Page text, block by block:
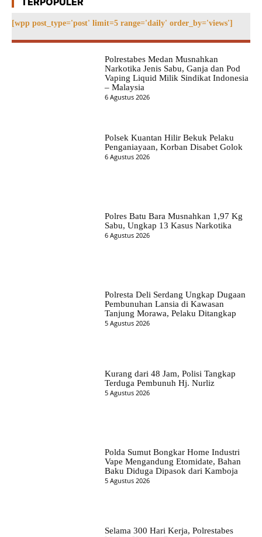
[wpp post_type='post' limit=5 range='daily' order_by='views']
Polrestabes Medan Musnahkan
Narkotika Jenis Sabu, Ganja dan Pod
Vaping Liquid Milik Sindikat Indonesia
– Malaysia
6 Agustus 2026
Polsek Kuantan Hilir Bekuk Pelaku
Penganiayaan, Korban Disabet Golok
6 Agustus 2026
Polres Batu Bara Musnahkan 1,97 Kg
Sabu, Ungkap 13 Kasus Narkotika
6 Agustus 2026
Polresta Deli Serdang Ungkap Dugaan
Pembunuhan Lansia di Kawasan
Tanjung Morawa, Pelaku Ditangkap
5 Agustus 2026
Kurang dari 48 Jam, Polisi Tangkap
Terduga Pembunuh Hj. Nurliz
5 Agustus 2026
Polda Sumut Bongkar Home Industri
Vape Mengandung Etomidate, Bahan
Baku Diduga Dipasok dari Kamboja
5 Agustus 2026
Selama 300 Hari Kerja, Polrestabes